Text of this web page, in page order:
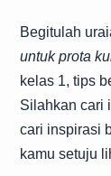
Begitulah
untuk prota
kelas 1, tips
Silahkan cari
cari inspirasi
kamu setuju